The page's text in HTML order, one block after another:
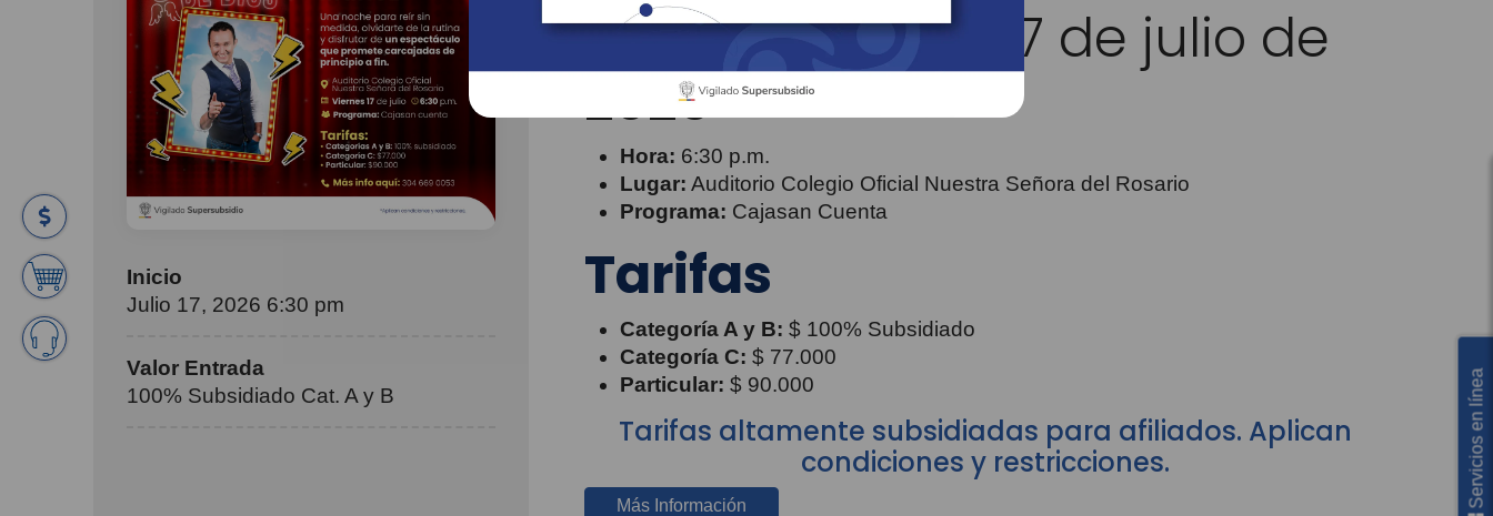
Inicio
Julio 17, 2026 6:30 pm
Valor Entrada
100% Subsidiado Cat. A y B
Fecha:Viernes, 17 de julio de
2026
Hora: 6:30 p.m.
Lugar: Auditorio Colegio Oficial Nuestra Señora del Rosario
Programa: Cajasan Cuenta
Tarifas
Categoría A y B: $ 100% Subsidiado
Categoría C: $ 77.000
Particular: $ 90.000
Tarifas altamente subsidiadas para afiliados. Aplican
condiciones y restricciones.
Más Información Servicios en línea